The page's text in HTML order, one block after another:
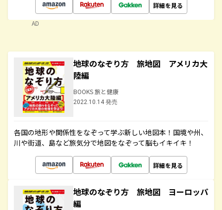
詳細を見る
AD
地球のなぞり方 旅地図 アメリカ大
陸編
BOOKS 旅と健康
2022.10.14 発売
各国の地形や関係性をなぞって学ぶ新しい地図本！国境や州、
川や街道、島など旅気分で地図をなぞって脳もイキイキ！
詳細を見る
地球のなぞり方 旅地図 ヨーロッパ
編